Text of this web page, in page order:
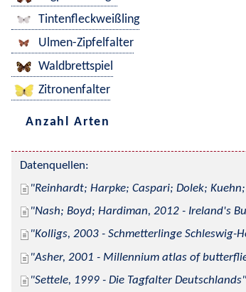
Tintenfleckweißling
Ulmen-Zipfelfalter
Waldbrettspiel
Zitronenfalter
Anzahl Arten
Datenquellen:
Reinhardt; Harpke; Caspari; Dolek;
Nash; Boyd; Hardiman, 2012 - Ireland's
Kolligs, 2003 - Schmetterlinge Schleswig-
Asher, 2001 - Millennium atlas of
Settele, 1999 - Die Tagfalter Deutschlands